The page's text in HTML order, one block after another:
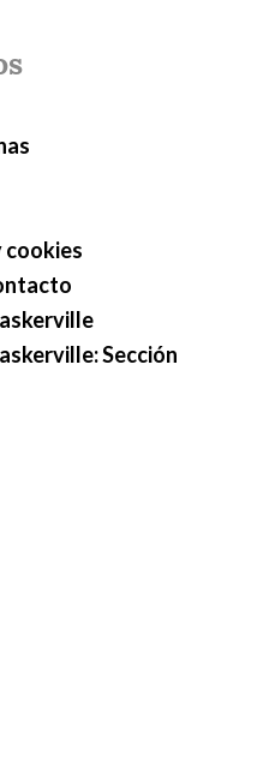
cookies
Sección